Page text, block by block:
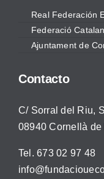
Real Federación
Federació
Ajuntament de
Contacto
C/ Sorral del Riu,
08940 Cornellà
Tel. 673 02 97 48